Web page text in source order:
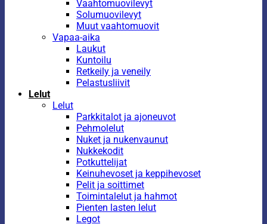
Vaahtomuovilevyt
Solumuovilevyt
Muut vaahtomuovit
Vapaa-aika
Laukut
Kuntoilu
Retkeily ja veneily
Pelastusliivit
Lelut
Lelut
Parkkitalot ja ajoneuvot
Pehmolelut
Nuket ja nukenvaunut
Nukkekodit
Potkuttelijat
Keinuhevoset ja keppihevoset
Pelit ja soittimet
Toimintalelut ja hahmot
Pienten lasten lelut
Legot